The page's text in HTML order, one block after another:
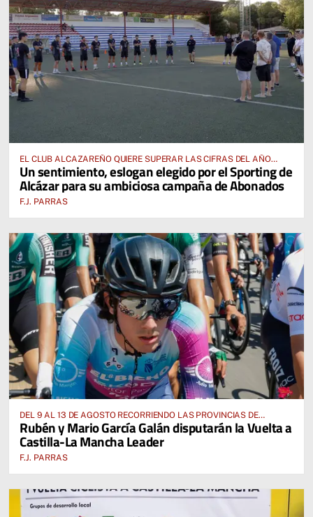
EL CLUB ALCAZAREÑO QUIERE SUPERAR LAS CIFRAS DEL AÑO
PASADO E INCLUSO DUPLICARLAS
Un sentimiento, eslogan elegido por el Sporting de
Alcázar para su ambiciosa campaña de Abonados
F.J. PARRAS
DEL 9 AL 13 DE AGOSTO RECORRIENDO LAS PROVINCIAS DE
CUENCA, ALBACETE, TOLEDO Y CIUDAD REAL
Rubén y Mario García Galán disputarán la Vuelta a
Castilla-La Mancha Leader
F.J. PARRAS